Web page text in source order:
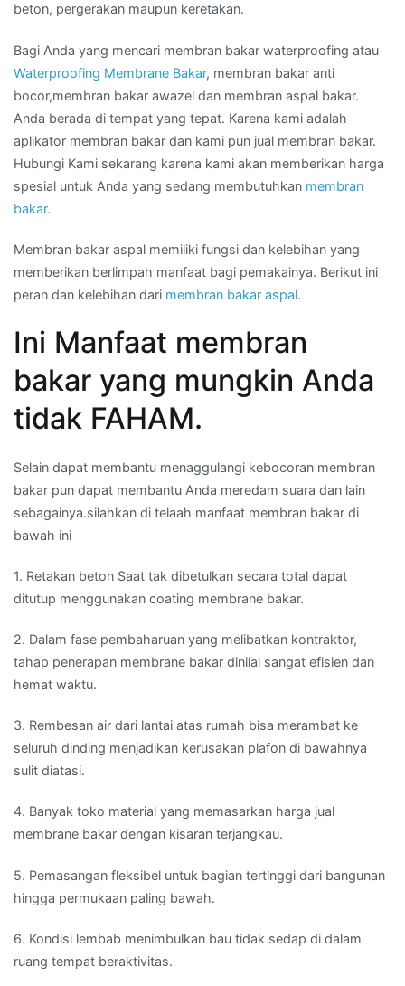
beton, pergerakan maupun keretakan.
Bagi Anda yang mencari membran bakar waterproofing atau
Waterproofing Membrane Bakar, membran bakar anti
bocor,membran bakar awazel dan membran aspal bakar.
Anda berada di tempat yang tepat. Karena kami adalah
aplikator membran bakar dan kami pun jual membran bakar.
Hubungi Kami sekarang karena kami akan memberikan harga
spesial untuk Anda yang sedang membutuhkan membran
bakar.
Membran bakar aspal memiliki fungsi dan kelebihan yang
memberikan berlimpah manfaat bagi pemakainya. Berikut ini
peran dan kelebihan dari membran bakar aspal.
Ini Manfaat membran
bakar yang mungkin Anda
tidak FAHAM.
Selain dapat membantu menaggulangi kebocoran membran
bakar pun dapat membantu Anda meredam suara dan lain
sebagainya.silahkan di telaah manfaat membran bakar di
bawah ini
1. Retakan beton Saat tak dibetulkan secara total dapat
ditutup menggunakan coating membrane bakar.
2. Dalam fase pembaharuan yang melibatkan kontraktor,
tahap penerapan membrane bakar dinilai sangat efisien dan
hemat waktu.
3. Rembesan air dari lantai atas rumah bisa merambat ke
seluruh dinding menjadikan kerusakan plafon di bawahnya
sulit diatasi.
4. Banyak toko material yang memasarkan harga jual
membrane bakar dengan kisaran terjangkau.
5. Pemasangan fleksibel untuk bagian tertinggi dari bangunan
hingga permukaan paling bawah.
6. Kondisi lembab menimbulkan bau tidak sedap di dalam
ruang tempat beraktivitas.